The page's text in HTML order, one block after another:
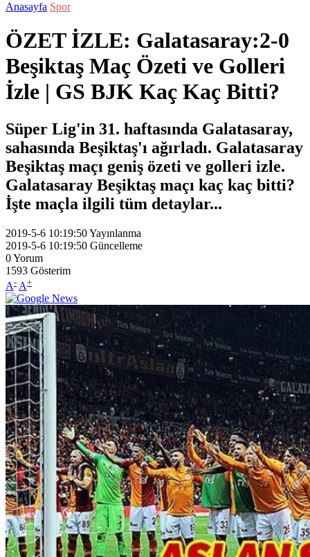
Anasayfa Spor
ÖZET İZLE: Galatasaray:2-0
Beşiktaş Maç Özeti ve Golleri
İzle | GS BJK Kaç Kaç Bitti?
Süper Lig'in 31. haftasında Galatasaray,
sahasında Beşiktaş'ı ağırladı. Galatasaray
Beşiktaş maçı geniş özeti ve golleri izle.
Galatasaray Beşiktaş maçı kaç kaç bitti?
İşte maçla ilgili tüm detaylar...
2019-5-6 10:19:50Yayınlanma
2019-5-6 10:19:50 Güncelleme
0Yorum
1593 Gösterim
A- A+